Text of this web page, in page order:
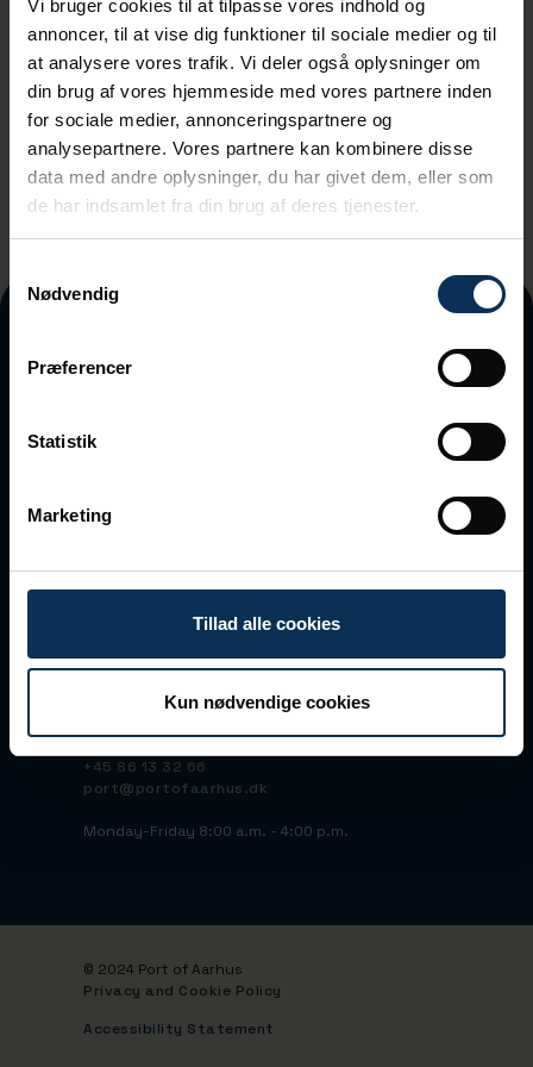
Vi bruger cookies til at tilpasse vores indhold og
annoncer, til at vise dig funktioner til sociale medier og til
at analysere vores trafik. Vi deler også oplysninger om
din brug af vores hjemmeside med vores partnere inden
for sociale medier, annonceringspartnere og
analysepartnere. Vores partnere kan kombinere disse
data med andre oplysninger, du har givet dem, eller som
de har indsamlet fra din brug af deres tjenester.
Nødvendig
Præferencer
Statistik
Marketing
Tillad alle cookies
Kun nødvendige cookies
Ved tilmeding accepterer du vores
privatlivspolitik
Vandvejen 7
Peppol ID: 45515095
Bank: Nordea DKIBAN:
+45 86 13 32 66
port@portofaarhus.dk
Monday-Friday 8:00 a.m. - 4:00 p.m.
Privacy and Cookie Policy
Accessibility Statement
© 2024 Port of Aarhus